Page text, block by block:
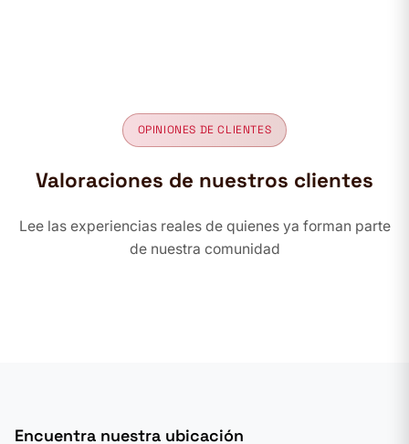
OPINIONES DE CLIENTES
Valoraciones de nuestros clientes
Lee las experiencias reales de quienes ya forman parte
de nuestra comunidad
Encuentra nuestra ubicación